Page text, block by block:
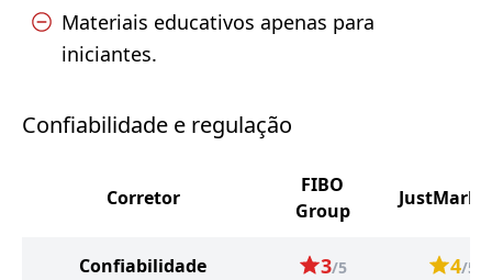
Materiais educativos apenas para
iniciantes.
Confiabilidade e regulação
Corretor
FIBO
Group
Confiabilidade 3/5 4/5